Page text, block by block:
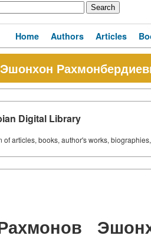
Home Authors Articles
Digital Library
of articles, books, author's works,